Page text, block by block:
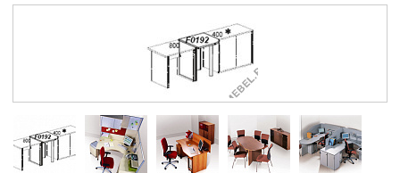
Заказ каталога